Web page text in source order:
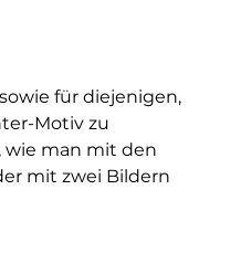
für diejenigen,
Motiv zu
wie man mit den
mit zwei Bildern